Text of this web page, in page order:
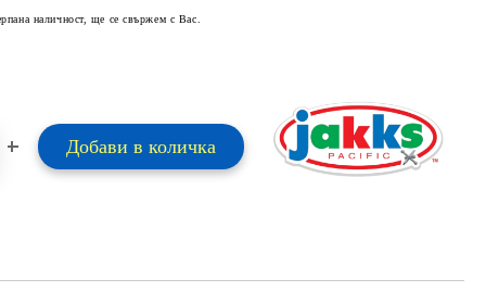
наличност, ще се свържем с Вас.